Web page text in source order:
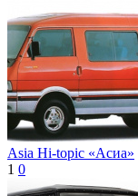
Asia Hi-topic «Асиа»
1 0